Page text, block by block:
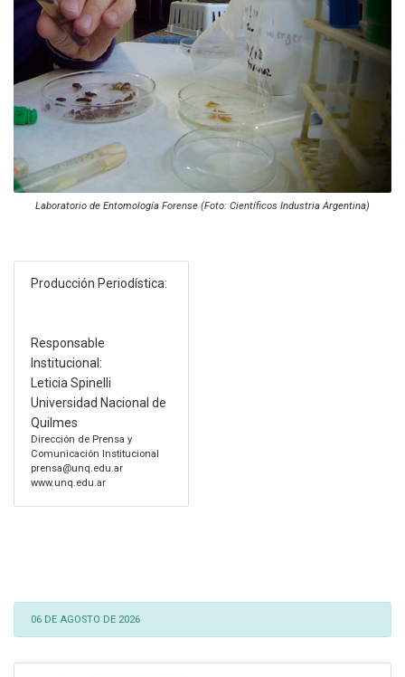
Laboratorio de Entomología Forense (Foto: Científicos Industria Argentina)
Producción Periodística:
Responsable
Institucional:
Leticia Spinelli
Universidad Nacional de
Quilmes
Dirección de Prensa y
Comunicación Institucional
prensa@unq.edu.ar
www.unq.edu.ar
06 DE AGOSTO DE 2026